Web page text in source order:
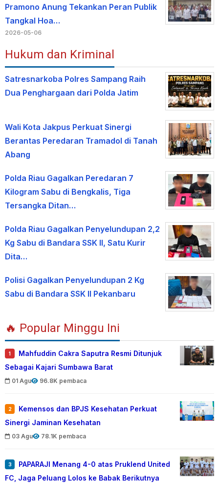
Pramono Anung Tekankan Peran Publik
Tangkal Hoa…
2026-05-06
Hukum dan Kriminal
Satresnarkoba Polres Sampang Raih
Dua Penghargaan dari Polda Jatim
Wali Kota Jakpus Perkuat Sinergi
Berantas Peredaran Tramadol di Tanah
Abang
Polda Riau Gagalkan Peredaran 7
Kilogram Sabu di Bengkalis, Tiga
Tersangka Ditan…
Polda Riau Gagalkan Penyelundupan 2,2
Kg Sabu di Bandara SSK II, Satu Kurir
Dita…
Polisi Gagalkan Penyelundupan 2 Kg
Sabu di Bandara SSK II Pekanbaru
🔥 Popular Minggu Ini
1
Mahfuddin Cakra Saputra Resmi Ditunjuk
Sebagai Kajari Sumbawa Barat
01 Agu 96.8K pembaca
2
Kemensos dan BPJS Kesehatan Perkuat
Sinergi Jaminan Kesehatan
03 Agu 78.1K pembaca
3
PAPARAJI Menang 4-0 atas Pruklend United
FC, Jaga Peluang Lolos ke Babak Berikutnya